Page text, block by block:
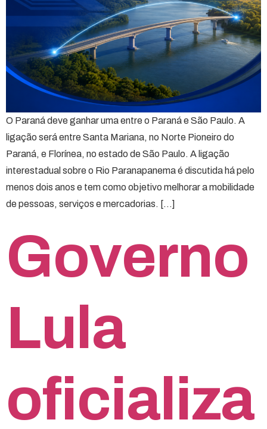
O Paraná deve ganhar uma entre o Paraná e São Paulo. A
ligação será entre Santa Mariana, no Norte Pioneiro do
Paraná, e Florínea, no estado de São Paulo. A ligação
interestadual sobre o Rio Paranapanema é discutida há pelo
menos dois anos e tem como objetivo melhorar a mobilidade
de pessoas, serviços e mercadorias. […]
Governo
Lula
oficializa